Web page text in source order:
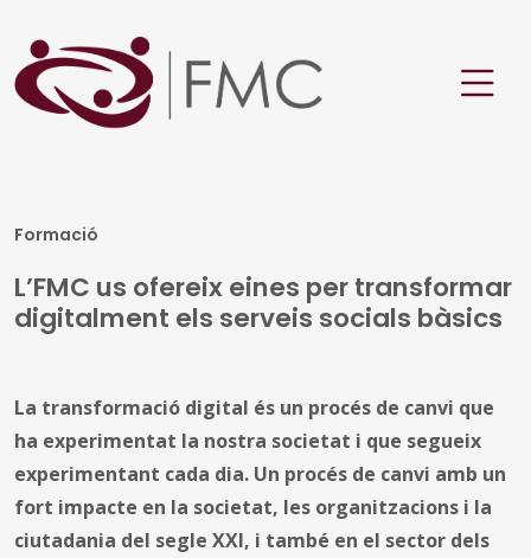
Formació
L’FMC us ofereix eines per transformar
digitalment els serveis socials bàsics
La transformació digital és un procés de canvi que
ha experimentat la nostra societat i que segueix
experimentant cada dia. Un procés de canvi amb un
fort impacte en la societat, les organitzacions i la
ciutadania del segle XXI, i també en el sector dels